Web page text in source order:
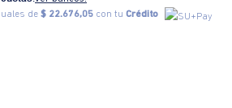
de $ 22.676,05 con tu Crédito